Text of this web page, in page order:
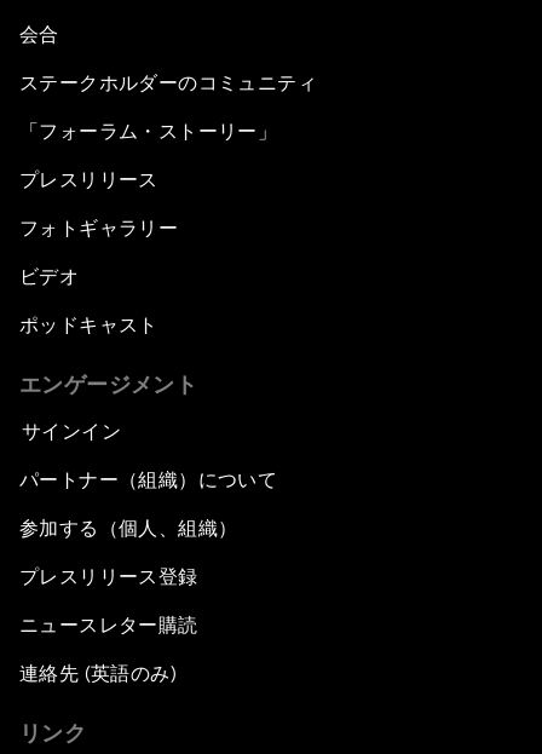
会合
ステークホルダーのコミュニティ
「フォーラム・ストーリー」
プレスリリース
フォトギャラリー
ビデオ
ポッドキャスト
エンゲージメント
サインイン
パートナー（組織）について
参加する（個人、組織）
プレスリリース登録
ニュースレター購読
連絡先 (英語のみ)
リンク